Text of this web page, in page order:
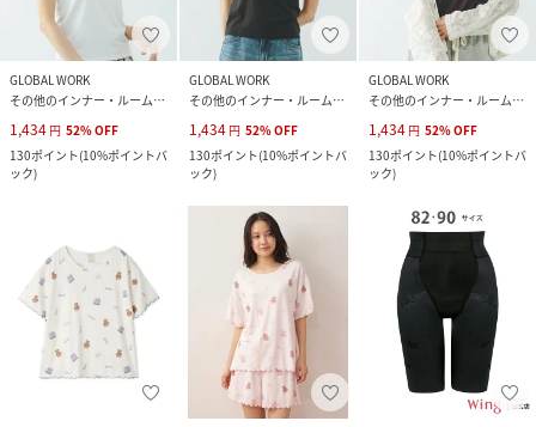
GLOBAL WORK
その他のインナー・ルームウェア
1,434 円 52%OFF
130ポイント(10%ポイントバ
ック)
GLOBAL WORK
その他のインナー・ルームウェア
1,434 円 52%OFF
130ポイント(10%ポイントバ
ック)
GLOBAL WORK
その他のインナー・ルームウェア
1,434 円 52%OFF
130ポイント(10%ポイントバ
ック)